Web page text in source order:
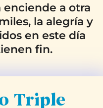
enciende a otra
la alegría y
en este día
fin.
Triple